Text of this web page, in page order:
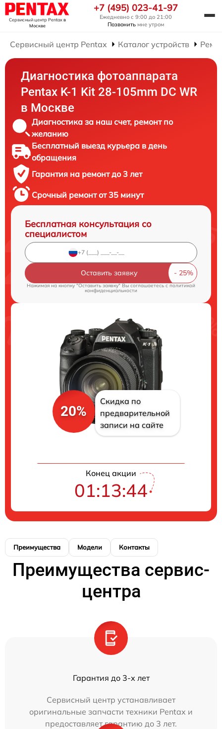
Сервисный центр Pentaxв
Москве
+7 (495) 023-41-97
Ежедневно с 9:00 до 21:00
Позвонить мне утром
Сервисный центр Pentax Каталог устройств
Диагностика фотоаппарата
Pentax K-1 Kit 28-105mm DC WR
в Москве
Диагностика за наш счет, ремонт по
желанию
Бесплатный выезд курьера в день
обращения
Гарантия на ремонт до 3 лет
Срочный ремонт от 35 минут
Бесплатная консультация со
специалистом
Оставить заявку
Нажимая на кнопку "Оставить заявку" Вы соглашаетесь cполитикой
конфиденциальности
20%
Скидка по
предварительной
записи на сайте
Конец акции
01:13:43
Преимущества Модели Контакты
Преимущества сервис-
центра
Гарантия до 3-х лет
Сервисный центр устанавливает
оригинальные запчасти техники Pentax и
предоставляет гарантию до 3 лет.